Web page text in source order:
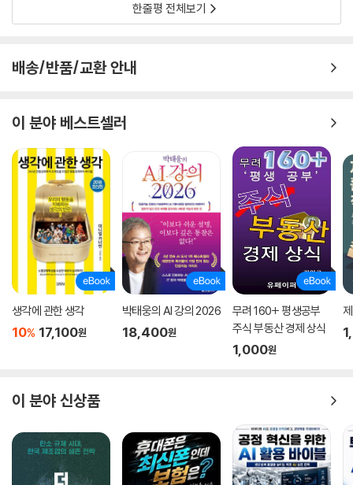
한줄평 전체보기
배송/반품/교환 안내
이 분야 베스트셀러
생각에 관한 생각
10% 17,100원
박태웅의 AI 강의 2026
18,400원
무려 160+ 평생공부
주식 부동산 경제 상식
1,000원
이 분야 신상품